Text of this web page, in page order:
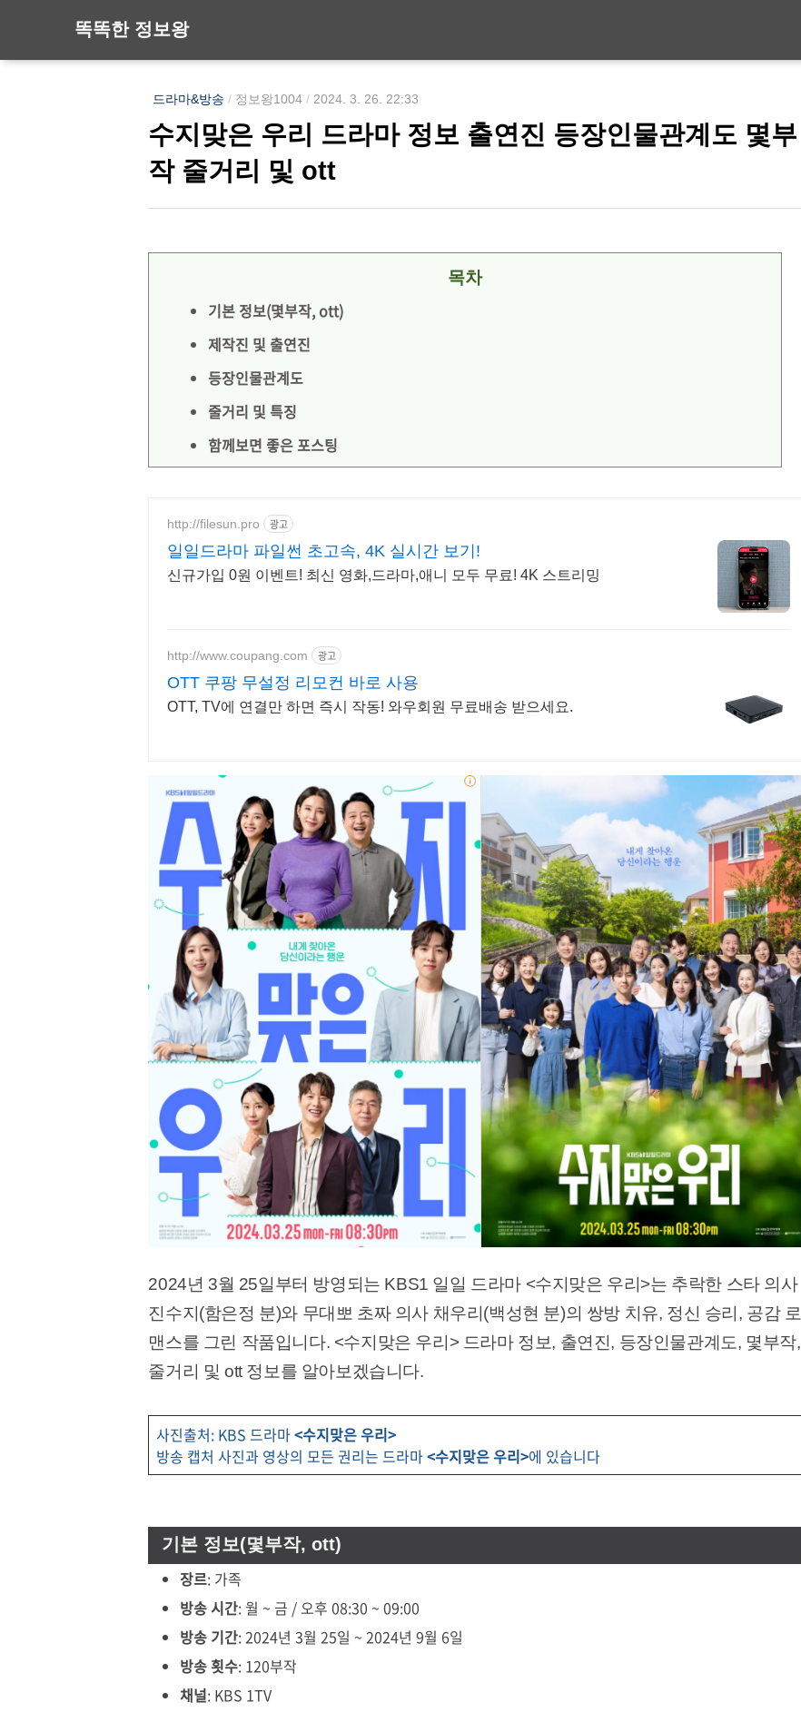
똑똑한 정보왕
드라마&방송 / 정보왕1004 / 2024. 3. 26. 22:33
수지맞은 우리 드라마 정보 출연진 등장인물관계도 몇부
작 줄거리 및 ott
목차
기본 정보(몇부작, ott)
제작진 및 출연진
등장인물관계도
줄거리 및 특징
함께보면 좋은 포스팅
http://filesun.pro 광고
일일드라마 파일썬 초고속, 4K 실시간 보기!
신규가입 0원 이벤트! 최신 영화,드라마,애니 모두 무료! 4K 스트리밍
http://www.coupang.com 광고
OTT 쿠팡 무설정 리모컨 바로 사용
OTT, TV에 연결만 하면 즉시 작동! 와우회원 무료배송 받으세요.
2024년 3월 25일부터 방영되는 KBS1 일일 드라마 <수지맞은 우리>는 추락한 스타 의사
진수지(함은정 분)와 무대뽀 초짜 의사 채우리(백성현 분)의 쌍방 치유, 정신 승리, 공감 로
맨스를 그린 작품입니다. <수지맞은 우리> 드라마 정보, 출연진, 등장인물관계도, 몇부작,
줄거리 및 ott 정보를 알아보겠습니다.
사진출처: KBS 드라마<수지맞은 우리>
방송 캡처 사진과 영상의 모든 권리는 드라마<수지맞은 우리>에 있습니다
기본 정보(몇부작, ott)
장르: 가족
방송 시간: 월 ~ 금 / 오후 08:30 ~ 09:00
방송 기간: 2024년 3월 25일 ~ 2024년 9월 6일
방송 횟수: 120부작
채널: KBS 1TV